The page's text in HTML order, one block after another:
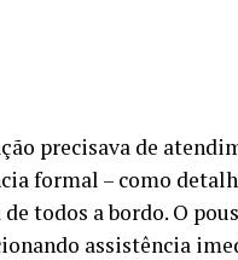
precisava de
formal – como
todos a bordo. O
assistência